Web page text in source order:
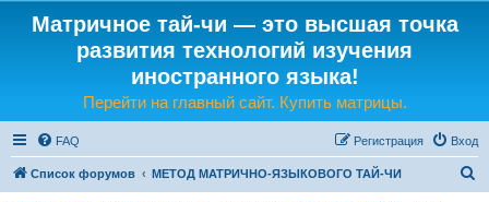
Матричное тай-чи — это высшая точка
развития технологий изучения
иностранного языка!
Перейти на главный сайт. Купить матрицы.
FAQ Вход
Регистрация
Список форумов МЕТОД МАТРИЧНО-ЯЗЫКОВОГО ТАЙ-ЧИ